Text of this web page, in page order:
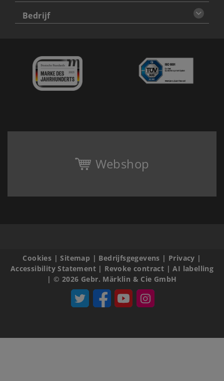
Bedrijf
Webshop
Cookies |Sitemap | Bedrijfsgegevens | Privacy |
Accessibility Statement| Revoke contract |AI labelling
|© 2026 Gebr. Märklin & Cie GmbH